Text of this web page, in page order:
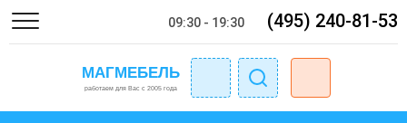
09:30 - 19:30 (495) 240-81-53